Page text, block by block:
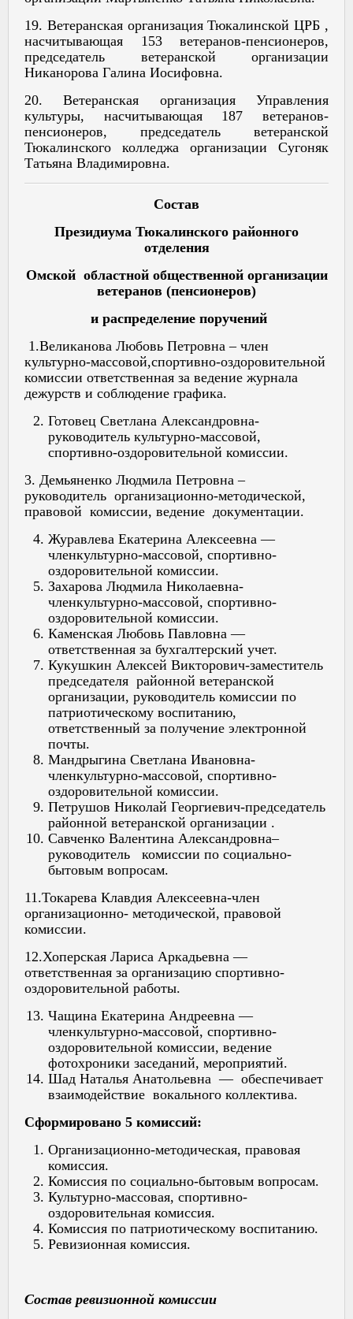
19. Ветеранская организация Тюкалинской ЦРБ ,
насчитывающая 153 ветеранов-пенсионеров,
председатель ветеранской организации
Никанорова Галина Иосифовна.
20. Ветеранская организация Управления
культуры, насчитывающая 187 ветеранов-
пенсионеров, председатель ветеранской
Тюкалинского колледжа организации Сугоняк
Татьяна Владимировна.
Состав
Президиума Тюкалинского районного
отделения
Омской областной общественной организации
ветеранов (пенсионеров)
и распределение поручений
1.Великанова Любовь Петровна – член
культурно-массовой,спортивно-оздоровительной
комиссии ответственная за ведение журнала
дежурств и соблюдение графика.
Готовец Светлана Александровна-
руководитель культурно-массовой,
спортивно-оздоровительной комиссии.
3. Демьяненко Людмила Петровна –
руководитель организационно-методической,
правовой комиссии, ведение документации.
Журавлева Екатерина Алексеевна —
членкультурно-массовой, спортивно-
оздоровительной комиссии.
Захарова Людмила Николаевна-
членкультурно-массовой, спортивно-
оздоровительной комиссии.
Каменская Любовь Павловна —
ответственная за бухгалтерский учет.
Кукушкин Алексей Викторович-заместитель
председателя районной ветеранской
организации, руководитель комиссии по
патриотическому воспитанию,
ответственный за получение электронной
почты.
Мандрыгина Светлана Ивановна-
членкультурно-массовой, спортивно-
оздоровительной комиссии.
Петрушов Николай Георгиевич-председатель
районной ветеранской организации .
Савченко Валентина Александровна–
руководитель комиссии по социально-
бытовым вопросам.
11.Токарева Клавдия Алексеевна-член
организационно- методической, правовой
комиссии.
12.Хоперская Лариса Аркадьевна —
ответственная за организацию спортивно-
оздоровительной работы.
Чащина Екатерина Андреевна —
членкультурно-массовой, спортивно-
оздоровительной комиссии, ведение
фотохроники заседаний, мероприятий.
Шад Наталья Анатольевна — обеспечивает
взаимодействие вокального коллектива.
Сформировано 5 комиссий:
Организационно-методическая, правовая
комиссия.
Комиссия по социально-бытовым вопросам.
Культурно-массовая, спортивно-
оздоровительная комиссия.
Комиссия по патриотическому воспитанию.
Ревизионная комиссия.
Состав ревизионной комиссии